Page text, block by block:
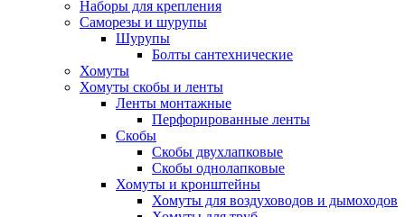
Наборы для крепления
Саморезы и шурупы
Шурупы
Болты сантехнические
Хомуты
Хомуты скобы и ленты
Ленты монтажные
Перфорированные ленты
Скобы
Скобы двухлапковые
Скобы однолапковые
Хомуты и кронштейны
Хомуты для воздуховодов и дымоходов